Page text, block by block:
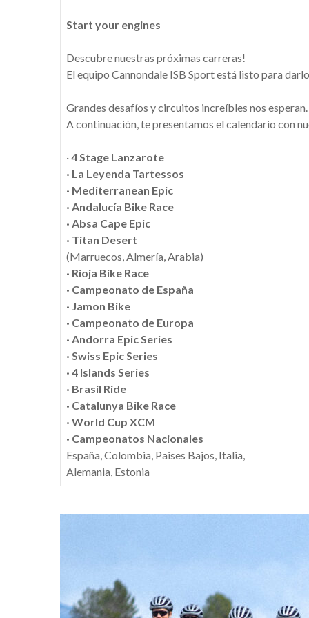
Start your engines
Descubre nuestras próximas carreras!
El equipo Cannondale ISB Sport está listo para
Grandes desafíos y circuitos increíbles nos esperan.
A continuación, te presentamos el calendario con
·4 Stage Lanzarote
· La Leyenda Tartessos
· Mediterranean Epic
· Andalucía Bike Race
· Absa Cape Epic
· Titan Desert
(Marruecos, Almería, Arabia)
· Rioja Bike Race
· Campeonato de España
· Jamon Bike
· Campeonato de Europa
· Andorra Epic Series
· Swiss Epic Series
· 4 Islands Series
· Brasil Ride
· Catalunya Bike Race
· World Cup XCM
· Campeonatos Nacionales
España, Colombia, Paises Bajos, Italia,
Alemania, Estonia